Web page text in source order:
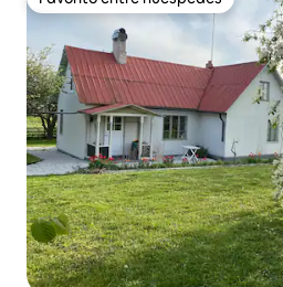
Favorito entre huéspedes